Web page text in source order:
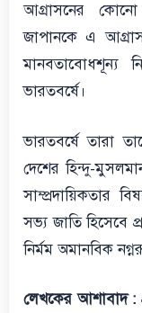
আগ্রাসনের
জাপানকে এ
মানবতাবোধশূন্য
ভারতবর্ষে।
ভারতবর্ষে তারা
দেশের হিন্দু-
সাম্প্রদায়িকতার
সভ্য জাতি হিসেবে
নির্মম অমানবিক
লেখকের আশাবাদ :